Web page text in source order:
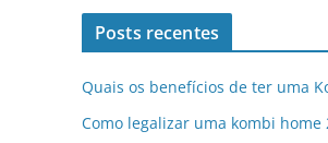
Posts recentes
Quais os benefícios de ter uma
Como legalizar uma kombi home